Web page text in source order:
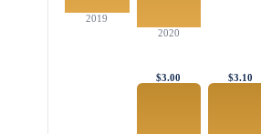
2020
2019
$3.10
$3.00